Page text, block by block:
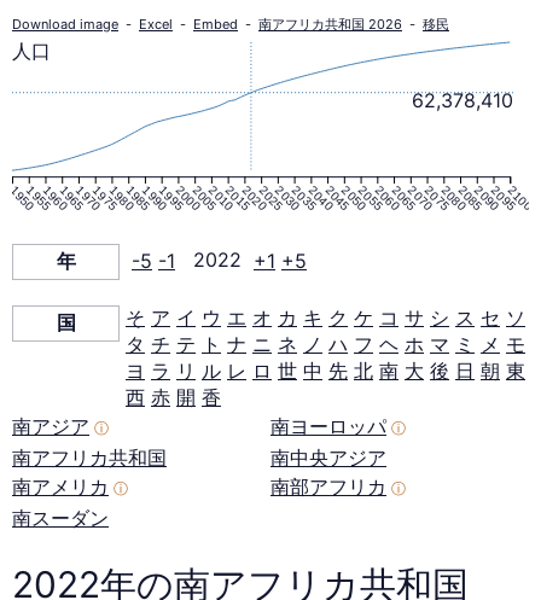
の
人
口
ピ
ラ
ッ
ド
2022
Download image - Excel - Embed - 南アフリカ共和国 2026 - 移民
1950195519601965197019751980198519901995200020052010201520202025203020352040204520502055206020652070207520802085209020952100
62,378,410
人口
年 -5 -1 2022 +1 +5
国 そ ア イ ウ エ オ カ キ ク ケ コ サ シ ス セ ソ
タ チ テ ト ナ ニ ネ ノ ハ フ ヘ ホ マ ミ メ モ
ヨ ラ リ ル レ ロ 世 中 先 北 南 大 後 日 朝 東
西 赤 開 香
南アジア ⓘ
南アフリカ共和国
南アメリカ ⓘ
南スーダン
南ヨーロッパ ⓘ
南中央アジア
南部アフリカ ⓘ
2022年の南アフリカ共和国